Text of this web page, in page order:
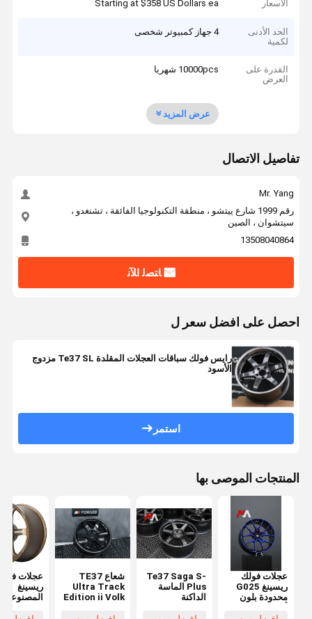
الأسعار Starting at $358 US Dollars ea
الحد الأدنى
لكمية
4 جهاز كمبيوتر شخصى
القدرة على
العرض
10000pcs شهريا
عرض المزيد
تفاصيل الاتصال
Mr. Yang
رقم 1999 شارع ييتشو ، منطقة التكنولوجيا الفائقة ، تشنغدو ،
سيتشوان ، الصين
13508040864
ﺎﺘﺼﻟ ﺍﻶﻧ
احصل على افضل سعر ل
رايس فولك سباقات العجلات المقلدة Te37 SL مزدوج
الأسود
استمر
المنتجات الموصى بها
عجلات فولك
ريسينغ G025
محدودة بلون
Te37 Saga S-
Plus الماسة
الداكنة
شعاع TE37
Ultra Track
Edition ii Volk
عجلات
ريسينغ
المصنوعة